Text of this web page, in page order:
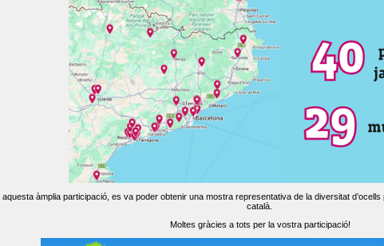
àmplia participació, es va poder obtenir una mostra representativa de la diversitat
català.
Moltes gràcies a tots per la vostra participació!